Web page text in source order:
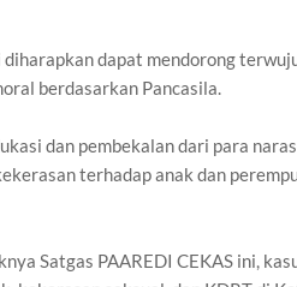
diharapkan dapat mendorong
berdasarkan Pancasila.
dan pembekalan dari para
terhadap anak dan
Satgas PAAREDI CEKAS ini,